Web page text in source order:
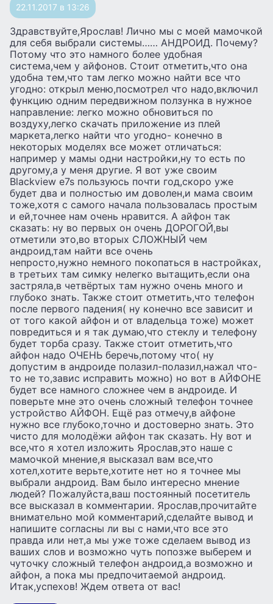
22.11.2017 в 13:26
Здравствуйте,Ярослав! Лично мы с моей мамочкой
для себя выбрали системы…… АНДРОИД. Почему?
Потому что это намного более удобная
система,чем у айфонов. Стоит отметить,что она
удобна тем,что там легко можно найти все что
угодно: открыл меню,посмотрел что надо,включил
функцию одним передвижном ползунка в нужное
направление: легко можно обновиться по
воздуху,легко скачать приложение из плей
маркета,легко найти что угодно- конечно в
некоторых моделях все может отличаться:
например у мамы одни настройки,ну то есть по
другому,а у меня другие. Я вот уже своим
Blackview e7s пользуюсь почти год,скоро уже
будет два и полностью им доволен,и мама своим
тоже,хотя с самого начала пользовалась простым
и ей,точнее нам очень нравится. А айфон так
сказать: ну во первых он очень ДОРОГОЙ,вы
отметили это,во вторых СЛОЖНЫЙ чем
андроид,там найти все очень
непросто,нужно немного покопаться в настройках,
в третьих там симку нелегко вытащить,если она
застряла,в четвёртых там нужно очень много и
глубоко знать. Также стоит отметить,что телефон
после первого падения( ну конечно все зависит и
от того какой айфон и от владельца тоже) может
повредиться и я так думаю,что стеклу и телефону
будет торба сразу. Также стоит отметить,что
айфон надо ОЧЕНЬ беречь,потому что( ну
допустим в андроиде полазил-полазил,нажал что-
то не то,завис исправить можно) но вот в АЙФОНЕ
будет все намного сложнее чем в андроиде. И
поверьте мне это очень сложный телефон точнее
устройство АЙФОН. Ещё раз отмечу,в айфоне
нужно все глубоко,точно и достоверно знать. Это
чисто для молодёжи айфон так сказать. Ну вот и
все,что я хотел изложить Ярослав,это наше с
мамочкой мнение,я высказал вам все,что
хотел,хотите верьте,хотите нет но я точнее мы
выбрали андроид. Вам было интересно мнение
людей? Пожалуйста,ваш постоянный посетитель
все высказал в комментарии. Ярослав,прочитайте
внимательно мой комментарий,сделайте вывод и
напишите согласны ли вы с нами,что все это
правда или нет,а мы уже тоже сделаем вывод из
ваших слов и возможно чуть попозже выберем и
чуточку сложный телефон андроид,а возможно и
айфон, а пока мы предпочитаемой андроид.
Итак,успехов! Ждем ответа от вас!